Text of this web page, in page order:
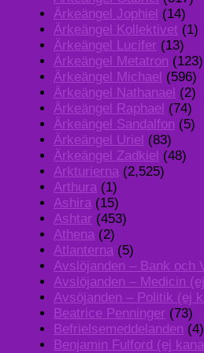
Ärkeängel Jophiel (14)
Ärkeängel Kollektivet (1)
Ärkeängel Lucifer (13)
Ärkeängel Metatron (123)
Ärkeängel Michael (596)
Ärkeängel Nathanael (2)
Ärkeängel Raphael (74)
Ärkeängel Sandalfon (5)
Ärkeängel Uriel (83)
Ärkeängel Zadkiel (48)
Arkturierna (2,525)
Arthura (1)
Ashira (15)
Ashtar (453)
Athena (2)
Atlanterna (5)
Avslöjanden – Bank och
Avslöjanden – Medicin
Avsöjanden – Politik (ej
Beatrice Penninger (73)
Befrielsemeddelanden (4)
Benjamin Fulford (ej